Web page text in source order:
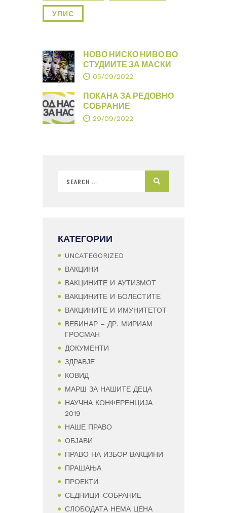
УПИС
НОВО НИСКО НИВО ВО
СТУДИИТЕ ЗА МАСКИ
05/09/2022
ПОКАНА ЗА РЕДОВНО
СОБРАНИЕ
29/09/2022
КАТЕГОРИИ
UNCATEGORIZED
ВАКЦИНИ
ВАКЦИНИТЕ И АУТИЗМОТ
ВАКЦИНИТЕ И БОЛЕСТИТЕ
ВАКЦИНИТЕ И ИМУНИТЕТОТ
ВЕБИНАР – ДР. МИРИАМ
ГРОСМАН
ДОКУМЕНТИ
ЗДРАВЈЕ
КОВИД
МАРШ ЗА НАШИТЕ ДЕЦА
НАУЧНА КОНФЕРЕНЦИЈА
2019
НАШЕ ПРАВО
ОБЈАВИ
ПРАВО НА ИЗБОР ВАКЦИНИ
ПРАШАЊА
ПРОЕКТИ
СЕДНИЦИ-СОБРАНИЕ
СЛОБОДАТА НЕМА ЦЕНА